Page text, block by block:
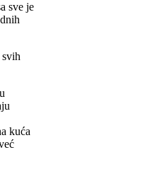
sve je
kuća